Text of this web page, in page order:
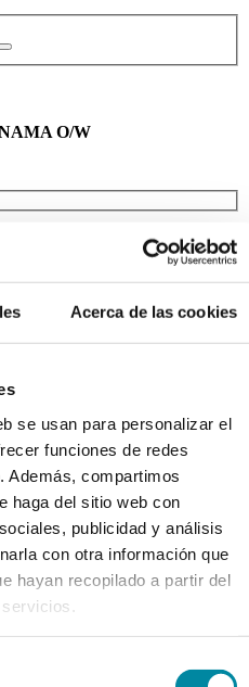
Acerca de las cookies
se usan para personalizar el
funciones de redes
Además, compartimos
haga del sitio web con
publicidad y análisis
con otra información que
hayan recopilado a partir del
O/W
GUINAMA